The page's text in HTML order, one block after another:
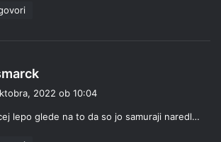
v
2022 ob 10:04
lepo glede na to da so jo samuraji naredl…